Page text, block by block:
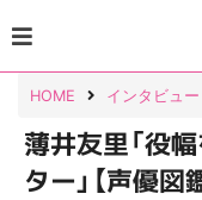
to
content
HOME インタビュー
薄井友里「役
ター」【声優